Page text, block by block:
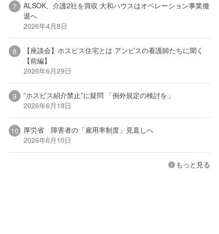
ALSOK、介護2社を買収 大和ハウスはオペレーション事業撤
退へ
2026年4月8日
【座談会】ホスピス住宅とは アンビスの看護師たちに聞く
【前編】
2026年6月29日
”ホスピス紹介禁止”に疑問 「例外規定の検討を」
2026年6月18日
厚労省 障害者の「雇用率制度」見直しへ
2026年6月10日
もっと見る